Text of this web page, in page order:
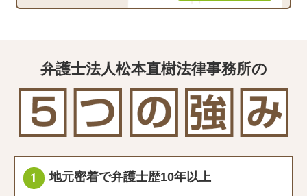
弁護士法人松本直樹法律事務所の
地元密着で弁護士歴10年以上